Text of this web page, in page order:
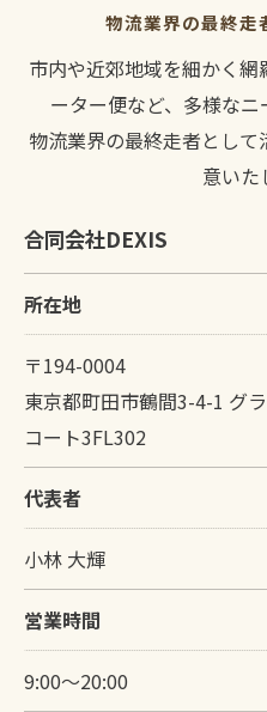
物流業界の最終走
市内や近郊地域を細かく
ーター便など、多様なニ
物流業界の最終走者とし
意いた
合同会社DEXIS
所在地
〒194-0004
東京都町田市鶴間3-4-1 グ
コート3FL302
代表者
小林 大輝
営業時間
9:00～20:00